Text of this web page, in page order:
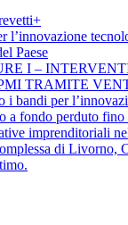
l’innovazione
Paese
I –
TRAMITE
i bandi per
a fondo perduto fino
imprenditoriali
di Livorno,